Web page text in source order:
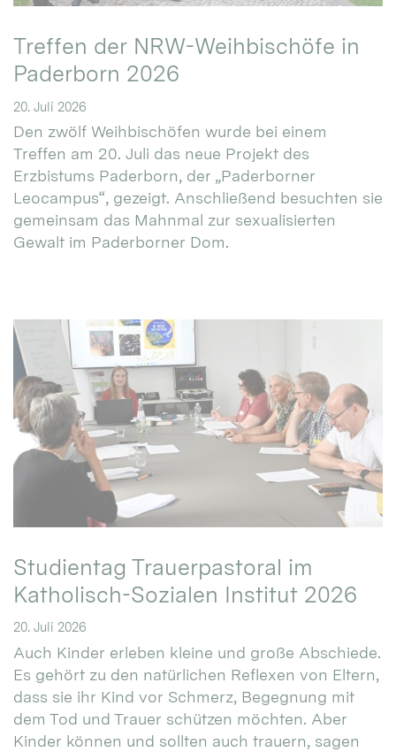
Treffen der NRW-Weihbischöfe in
Paderborn 2026
20. Juli 2026
Den zwölf Weihbischöfen wurde bei einem
Treffen am 20. Juli das neue Projekt des
Erzbistums Paderborn, der „Paderborner
Leocampus“, gezeigt. Anschließend besuchten sie
gemeinsam das Mahnmal zur sexualisierten
Gewalt im Paderborner Dom.
Studientag Trauerpastoral im
Katholisch-Sozialen Institut 2026
20. Juli 2026
Auch Kinder erleben kleine und große Abschiede.
Es gehört zu den natürlichen Reflexen von Eltern,
dass sie ihr Kind vor Schmerz, Begegnung mit
dem Tod und Trauer schützen möchten. Aber
Kinder können und sollten auch trauern, sagen